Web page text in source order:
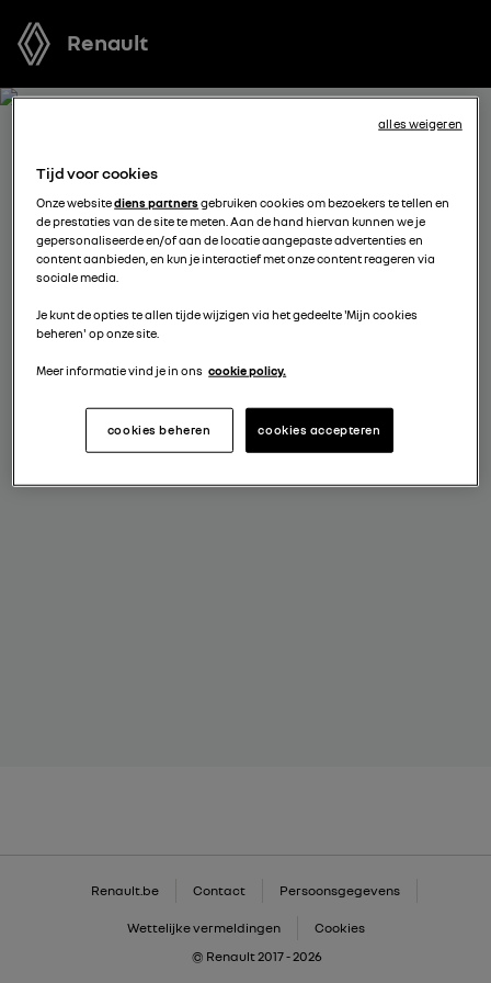
Renault
ONTVANG GRATIS JOUW
OFFERTE VOOR TWINGO E-
TECH ELECTRIC
offerte voor te stellen, met financieringsmogelijkheden
je aankoopplannen.
kies een verdeler
Renault.be Contact Persoonsgegevens
Wettelijke vermeldingen
Cookies
© Renault 2017 - 2026
Tijd voor cookies
Onze websitediens partnersgebruiken cookies om bezoekers te tellen en
de prestaties van de site te meten. Aan de hand hiervan kunnen we je
gepersonaliseerde en/of aan de locatie aangepaste advertenties en
content aanbieden, en kun je interactief met onze content reageren via
sociale media.
Je kunt de opties te allen tijde wijzigen via het gedeelte 'Mijn cookies
beheren' op onze site.
Meer informatie vind je in ons cookie policy.
cookies accepteren
cookies beheren
alles weigeren